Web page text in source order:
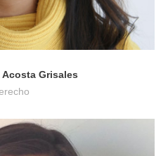
Acosta Grisales